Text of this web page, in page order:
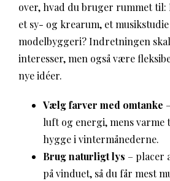
over, hvad du bruger rummet
et sy- og krearum, et
modelbyggeri? Indretningen
interesser, men også være
nye idéer.
Vælg farver med omtanke
luft og energi, mens varme
hygge i vintermånederne.
Brug naturligt lys – placer
på vinduet, så du får mest